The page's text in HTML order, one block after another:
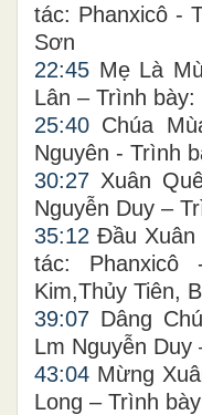
tác: Phanxicô -
Sơn
22:45 Mẹ Là
Lân – Trình
25:40 Chúa
Nguyên - Trình
30:27 Xuân
Nguyễn Duy –
35:12 Đầu Xuân
tác:
Kim,Thủy Tiên,
39:07 Dâng
Lm Nguyễn Duy
43:04 Mừng
Long – Trình